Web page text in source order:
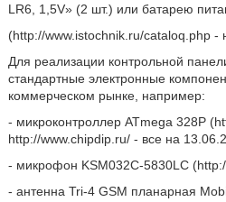
LR6, 1,5V» (2 шт.) или батарею
(http://www.istochnik.ru/cataloq.php -
Для реализации контрольной
стандартные электронные
коммерческом рынке, например:
- микроконтроллер ATmega 328Р
http://www.chipdip.ru/ - все на
- микрофон KSM032C-5830LC
- антенна Tri-4 GSM планарная